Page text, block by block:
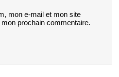
mon e-mail et mon site
prochain commentaire.